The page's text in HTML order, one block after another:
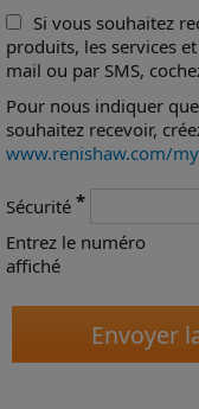
Si vous souhaitez
produits, les services
mail ou par SMS,
Pour nous indiquer
souhaitez recevoir,
www.renishaw.com/my
Sécurité *
Entrez le numéro
affiché